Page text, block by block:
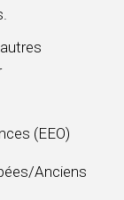
(EEO)
Anciens